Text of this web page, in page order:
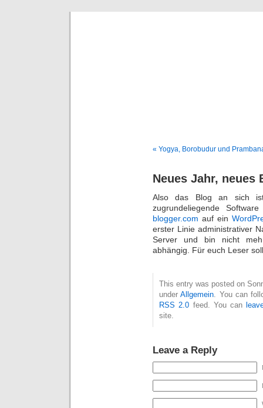
« Yogya, Borobudur und
Neues Jahr, neues
Also das Blog an sich
zugrundeliegende
blogger.com auf ein
erster Linie administrativer
Server und bin nicht
abhängig. Für euch Leser
This entry was posted on
underAllgemein . You can
RSS 2.0 feed. You can
site.
Leave a Reply